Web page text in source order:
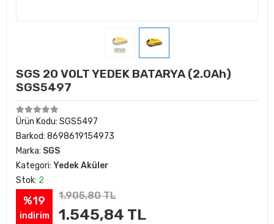
SGS 20 VOLT YEDEK BATARYA (2.0Ah)
SGS5497
Ürün Kodu: SGS5497
Barkod: 8698619154973
Marka: SGS
Kategori: Yedek Aküler
Stok: 2
%19
indirim
1.905,80 TL
1.545,84 TL